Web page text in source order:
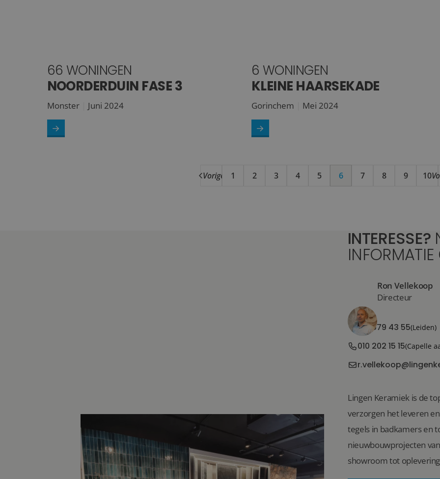
66 WONINGEN
NOORDERDUIN FASE 3
Monster Juni 2024
6 WONINGEN
KLEINE HAARSEKADE
Gorinchem Mei 2024
Vorige 1 2 3 4 5 6 7 8 9 10
INTERESSE?
Ron Vellekoop
Directeur
071 579 43 55(Leiden)
010 202 15 15(Capelle
Lingen Keramiek is de
verzorgen het leveren
tegels in badkamers en
nieuwbouwprojecten
showroom tot